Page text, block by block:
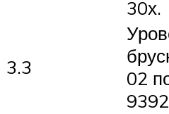
30х.
3.3
02